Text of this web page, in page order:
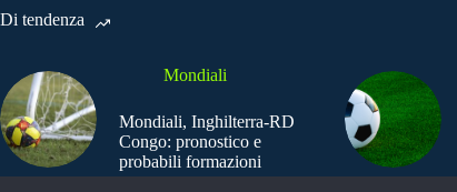
Di tendenza
Mondiali
Mondiali, Inghilterra-RD
Congo: pronostico e
probabili formazioni